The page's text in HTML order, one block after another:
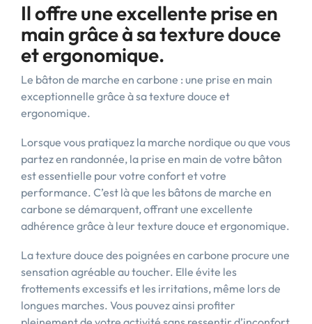
Il offre une excellente prise en
main grâce à sa texture douce
et ergonomique.
Le bâton de marche en carbone : une prise en main
exceptionnelle grâce à sa texture douce et
ergonomique.
Lorsque vous pratiquez la marche nordique ou que vous
partez en randonnée, la prise en main de votre bâton
est essentielle pour votre confort et votre
performance. C’est là que les bâtons de marche en
carbone se démarquent, offrant une excellente
adhérence grâce à leur texture douce et ergonomique.
La texture douce des poignées en carbone procure une
sensation agréable au toucher. Elle évite les
frottements excessifs et les irritations, même lors de
longues marches. Vous pouvez ainsi profiter